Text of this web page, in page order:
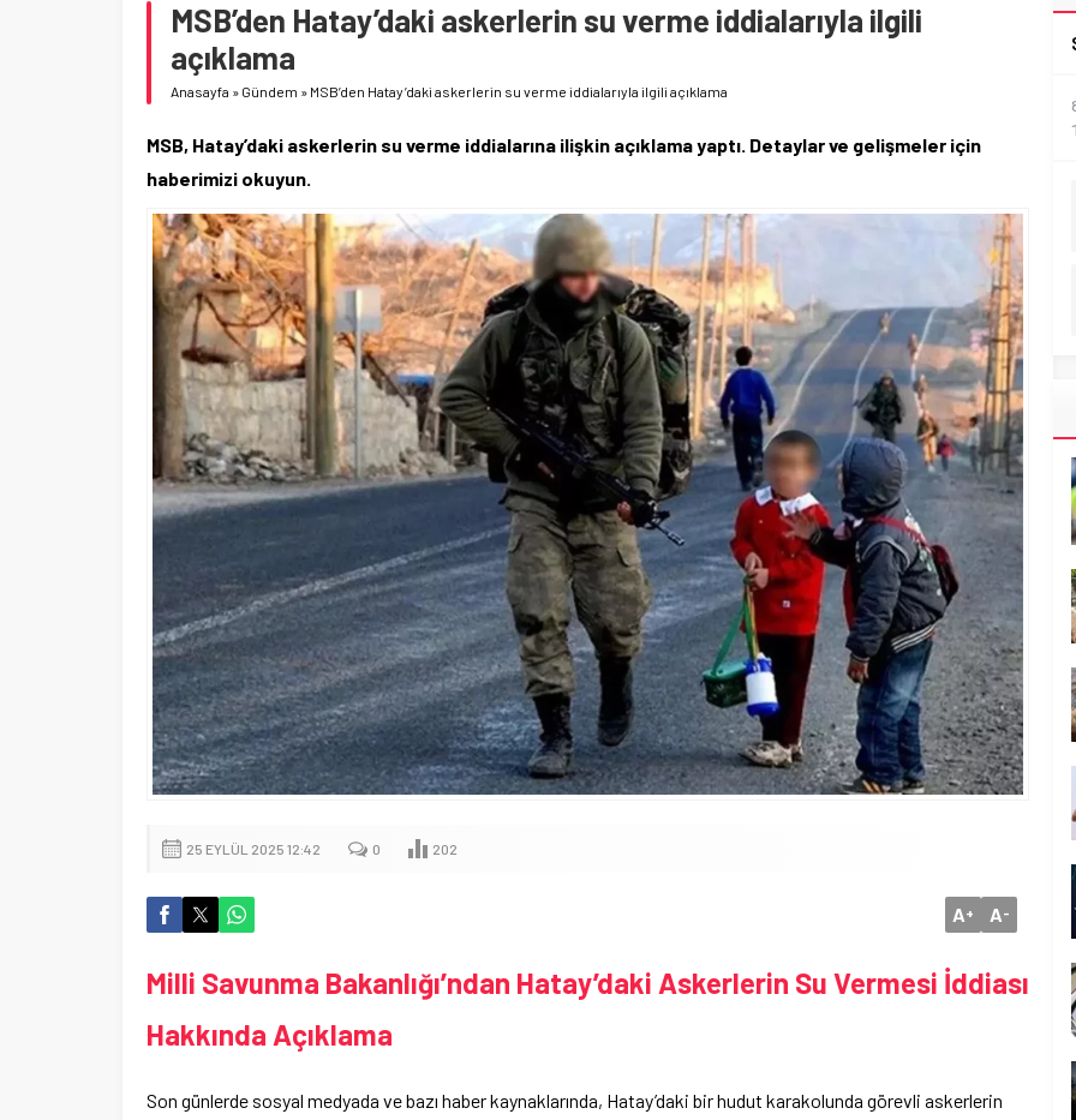
MSB’den Hatay’daki askerlerin su verme iddialarıyla ilgili
açıklama
Anasayfa » Gündem » MSB’den Hatay’daki askerlerin su verme iddialarıyla ilgili açıklama
MSB, Hatay’daki askerlerin su verme iddialarına ilişkin açıklama yaptı. Detaylar ve gelişmeler için
haberimizi okuyun.
25 EYLÜL 2025 12:42 0 202
A+ A-
Milli Savunma Bakanlığı’ndan Hatay’daki Askerlerin Su Vermesi İddiası
Hakkında Açıklama
Son günlerde sosyal medyada ve bazı haber kaynaklarında, Hatay’daki bir hudut karakolunda görevli askerlerin